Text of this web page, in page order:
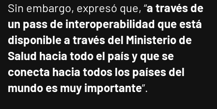
Sin embargo, expresó que, “a través de
un pass de interoperabilidad que está
disponible a través del Ministerio de
Salud hacia todo el país y que se
conecta hacia todos los países del
mundo es muy importante”.